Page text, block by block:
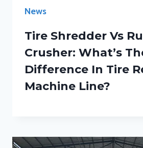
News
Tire Shredder Vs
Crusher: What’s
Difference In Tire
Machine Line?